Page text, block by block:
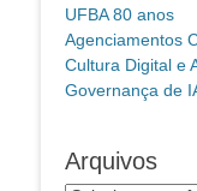
UFBA 80 anos
Agenciamentos
Cultura Digital e
Governança de
Arquivos